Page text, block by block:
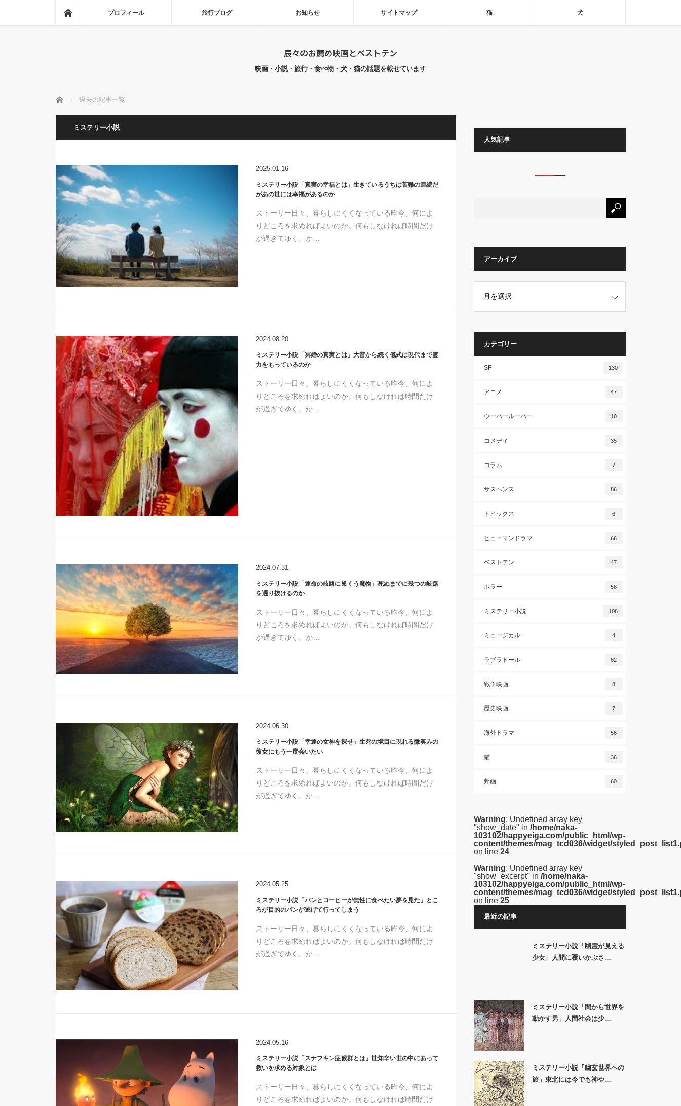
プロフィール 旅行ブログ お知らせ サイトマップ 猫 犬
辰々のお薦め映画とベストテン
映画・小説・旅行・食べ物・犬・猫の話題を載せています
ホーム 過去の記事一覧
ミステリー小説
2025.01.16
ミステリー小説「真実の幸福とは」生きているうちは苦難の連続だ
があの世には幸福があるのか
ストーリー日々、暮らしにくくなっている昨今、何によ
りどころを求めればよいのか。何もしなければ時間だけ
が過ぎてゆく。か…
2024.08.20
ミステリー小説「冥婚の真実とは」大昔から続く儀式は現代まで霊
力をもっているのか
ストーリー日々、暮らしにくくなっている昨今、何によ
りどころを求めればよいのか。何もしなければ時間だけ
が過ぎてゆく。か…
2024.07.31
ミステリー小説「運命の岐路に巣くう魔物」死ぬまでに幾つの岐路
を通り抜けるのか
ストーリー日々、暮らしにくくなっている昨今、何によ
りどころを求めればよいのか。何もしなければ時間だけ
が過ぎてゆく。か…
2024.06.30
ミステリー小説「幸運の女神を探せ」生死の境目に現れる微笑みの
彼女にもう一度会いたい
ストーリー日々、暮らしにくくなっている昨今、何によ
りどころを求めればよいのか。何もしなければ時間だけ
が過ぎてゆく。か…
2024.05.25
ミステリー小説「パンとコーヒーが無性に食べたい夢を見た」とこ
ろが目的のパンが逃げて行ってしまう
ストーリー日々、暮らしにくくなっている昨今、何によ
りどころを求めればよいのか。何もしなければ時間だけ
が過ぎてゆく。か…
2024.05.16
ミステリー小説「スナフキン症候群とは」世知辛い世の中にあって
救いを求める対象とは
ストーリー日々、暮らしにくくなっている昨今、何によ
りどころを求めればよいのか。何もしなければ時間だけ
人気記事
アーカイブ
カテゴリー
SF 130
アニメ 47
ウーパールーパー 10
コメディ 35
コラム 7
サスペンス 86
トピックス 6
ヒューマンドラマ 66
ベストテン 47
ホラー 58
ミステリー小説 108
ミュージカル 4
ラブラドール 62
戦争映画 8
歴史映画 7
海外ドラマ 56
猫 36
邦画 60
Warning: Undefined array key
"show_date" in /home/naka-
103102/happyeiga.com/public_html/wp-
content/themes/mag_tcd036/widget/
on line 24
Warning: Undefined array key
"show_excerpt" in /home/naka-
103102/happyeiga.com/public_html/wp-
content/themes/mag_tcd036/widget/
on line 25
最近の記事
ミステリー小説「幽霊が見える
少女」人間に覆いかぶさ…
ミステリー小説「闇から世界を
動かす男」人間社会は少…
ミステリー小説「幽玄世界への
旅」東北には今でも神や…